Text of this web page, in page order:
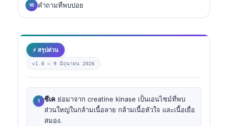
คำถามที่พบบ่อย
⚡ สรุปด่วน
v1.0 — 9 มิถุนายน 2026
ซีเค ย่อมาจาก creatine kinase เป็นเอนไซม์ที่พบ
ส่วนใหญ่ในกล้ามเนื้อลาย กล้ามเนื้อหัวใจ และเนื้อเยื่อ
สมอง.